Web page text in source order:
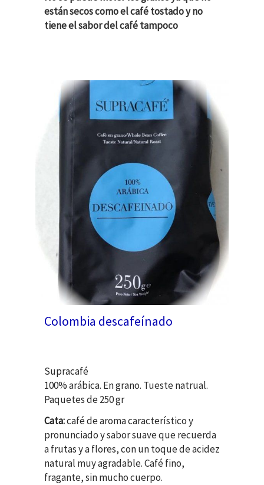
están secos como el café tostado y no
tiene el sabor del café tampoco
Colombia descafeínado
Supracafé
100% arábica. En grano. Tueste natrual.
Paquetes de 250 gr
Cata:café de aroma característico y
pronunciado y sabor suave que recuerda
a frutas y a flores, con un toque de acidez
natural muy agradable. Café fino,
fragante, sin mucho cuerpo.